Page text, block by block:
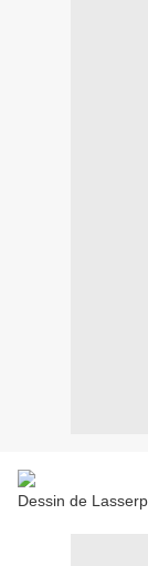
Dessin de